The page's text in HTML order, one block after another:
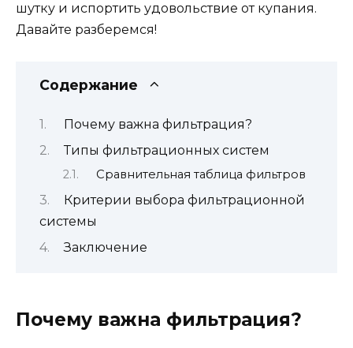
шутку и испортить удовольствие от купания.
Давайте разберемся!
Содержание
Почему важна фильтрация?
Типы фильтрационных систем
Сравнительная таблица фильтров
Критерии выбора фильтрационной
системы
Заключение
Почему важна фильтрация?